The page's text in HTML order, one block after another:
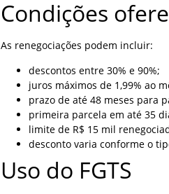
Condições
As renegociações podem incluir:
descontos entre 30% e 90%;
juros máximos de 1,99% ao
prazo de até 48 meses para
primeira parcela em até 35
limite de R$ 15 mil
desconto varia conforme o
Uso do FGTS